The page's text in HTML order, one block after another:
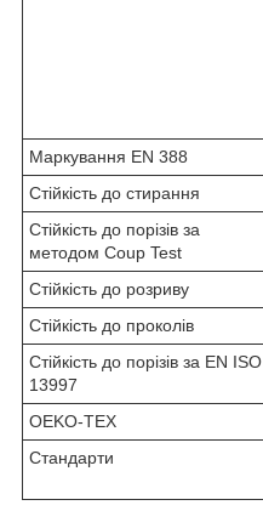
Маркування EN 388
Стійкість до стирання
Стійкість до порізів за
методом Coup Test
Стійкість до розриву
Стійкість до проколів
Стійкість до порізів за EN ISO
13997
OEKO-TEX
Стандарти